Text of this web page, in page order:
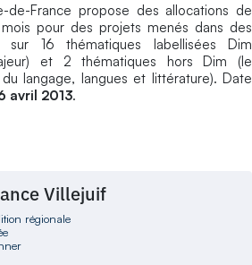
de-France propose des allocations de
pour des projets menés dans des
sur 16 thématiques labellisées Dim
et 2 thématiques hors Dim (le
langage, langues et littérature). Date
avril 2013.
Villejuif
régionale